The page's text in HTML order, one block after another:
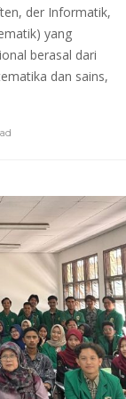
der Informatik,
yang
berasal dari
dan sains,